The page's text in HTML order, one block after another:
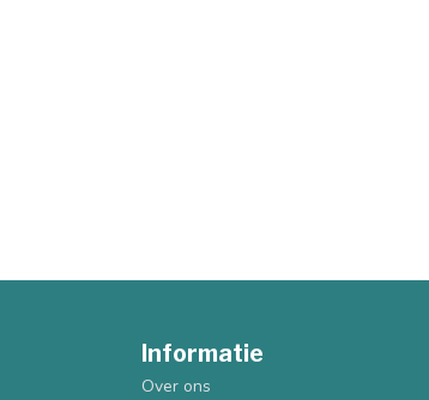
Informatie
Over ons